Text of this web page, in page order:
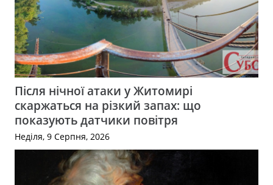
Після нічної атаки у Житомирі
скаржаться на різкий запах: що
показують датчики повітря
Неділя, 9 Серпня, 2026